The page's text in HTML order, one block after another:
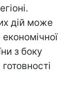
дій може
з боку